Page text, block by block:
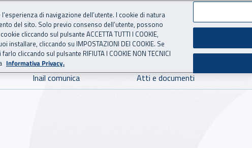
per l'Assicurazione
Inail comunica Atti e documenti
di navigazione dell’utente. I cookie di natura
del sito. Solo previo consenso dell’utente, possono
cliccando sul pulsante ACCETTA TUTTI I COOKIE,
cliccando su IMPOSTAZIONI DEI COOKIE. Se
cliccando sul pulsante RIFIUTA I COOKIE NON TECNICI
Informativa Privacy.